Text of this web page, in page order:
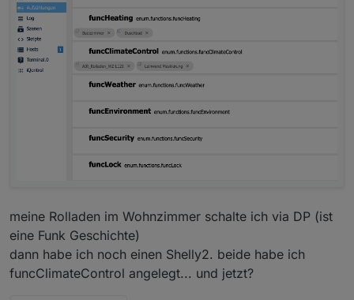
meine Rolladen im Wohnzimmer schalte ich via DP (ist
eine Funk Geschichte)
dann habe ich noch einen Shelly2. beide habe ich
funcClimateControl angelegt... und jetzt?